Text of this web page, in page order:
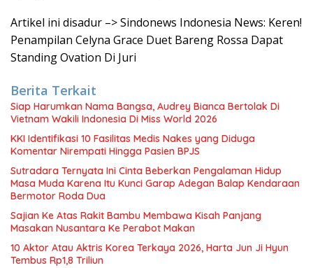
Artikel ini disadur –> Sindonews Indonesia News: Keren!
Penampilan Celyna Grace Duet Bareng Rossa Dapat
Standing Ovation Di Juri
Berita Terkait
Siap Harumkan Nama Bangsa, Audrey Bianca Bertolak Di
Vietnam Wakili Indonesia Di Miss World 2026
KKI Identifikasi 10 Fasilitas Medis Nakes yang Diduga
Komentar Nirempati Hingga Pasien BPJS
Sutradara Ternyata Ini Cinta Beberkan Pengalaman Hidup
Masa Muda Karena Itu Kunci Garap Adegan Balap Kendaraan
Bermotor Roda Dua
Sajian Ke Atas Rakit Bambu Membawa Kisah Panjang
Masakan Nusantara Ke Perabot Makan
10 Aktor Atau Aktris Korea Terkaya 2026, Harta Jun Ji Hyun
Tembus Rp1,8 Triliun